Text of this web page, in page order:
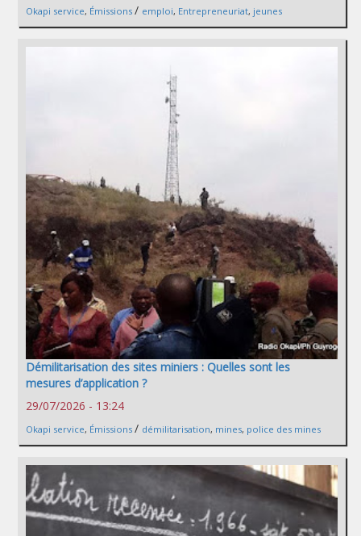
Okapi service, Émissions / emploi, Entrepreneuriat, jeunes
Démilitarisation des sites miniers : Quelles sont les
mesures d’application ?
29/07/2026 - 13:24
Okapi service, Émissions / démilitarisation, mines, police des mines